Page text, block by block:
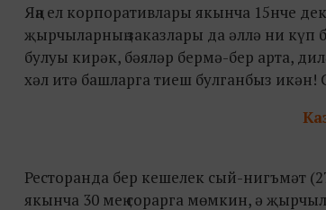
Яңа ел корпоративлары якынча 15нче
җырчыларның заказлары да әллә ни күп
булуы кирәк, бәяләр бермә-бер арта,
хәл итә башларга тиеш булганбыз
Ресторанда бер кешелек сый-нигъмәт
якынча 30 мең сорарга мөмкин, ә